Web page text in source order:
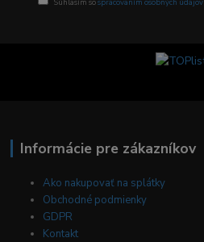
Súhlasím sospracovaním osobných údajov
Informácie pre zákazníkov
Ako nakupovať na splátky
Obchodné podmienky
GDPR
Kontakt